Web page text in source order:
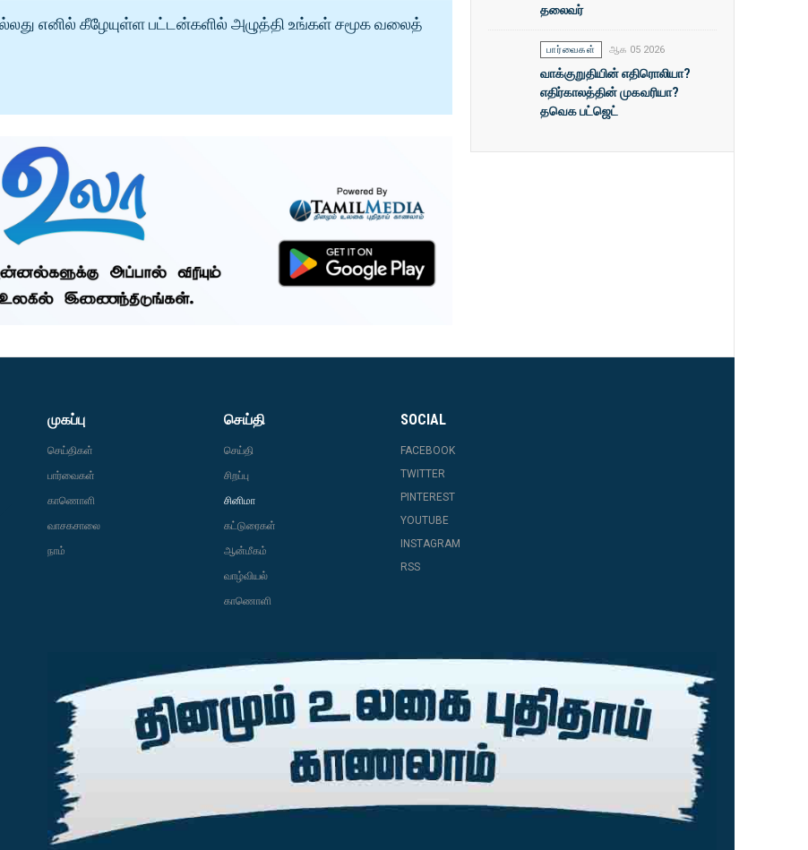
எனில் கீழேயுள்ள பட்டன்களில் அழுத்தி உங்கள் சமூக வலைத்
தலைவர்
பார்வைகள் ஆக 05 2026
வாக்குறுதியின் எதிரொலியா?
எதிர்காலத்தின் முகவரியா?
தவெக பட்ஜெட்
முகப்பு
செய்திகள்
பார்வைகள்
காணொளி
வாசகசாலை
நாம்
செய்தி
செய்தி
சிறப்பு
சினிமா
கட்டுரைகள்
ஆன்மீகம்
வாழ்வியல்
காணொளி
SOCIAL
FACEBOOK
TWITTER
PINTEREST
YOUTUBE
INSTAGRAM
RSS